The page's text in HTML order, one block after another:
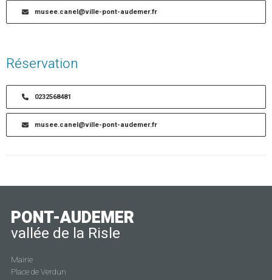
musee.canel@ville-pont-audemer.fr
Réservation
0232568481
musee.canel@ville-pont-audemer.fr
PONT-AUDEMER
vallée de la Risle
Mairie
Place de Verdun